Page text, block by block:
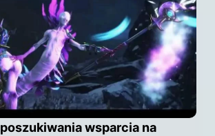
poszukiwania wsparcia na